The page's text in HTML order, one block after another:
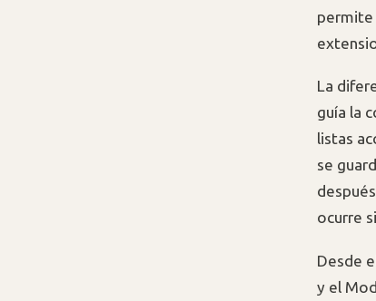
permite
La
guía la
listas
se
ocurre
Desde
y el